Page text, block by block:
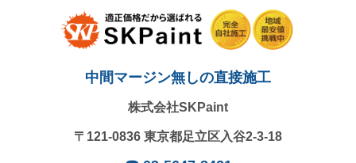
中間マージン無しの直接施工
株式会社SKPaint
〒121-0836 東京都足立区入谷2-3-18